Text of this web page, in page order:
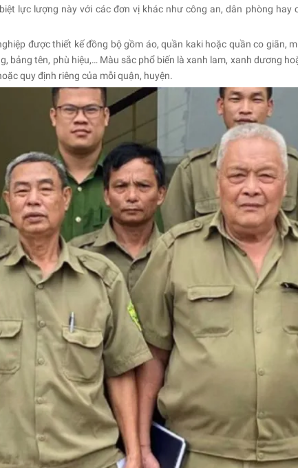
lực lượng này với các đơn vị khác như công an, dân phòng hay
được thiết kế đồng bộ gồm áo, quần kaki hoặc quần co giãn,
bảng tên, phù hiệu,… Màu sắc phổ biến là xanh lam, xanh dương
quy định riêng của mỗi quận, huyện.